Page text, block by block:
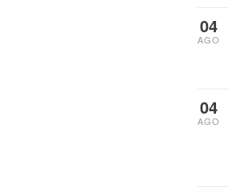
04
AGO
04
AGO